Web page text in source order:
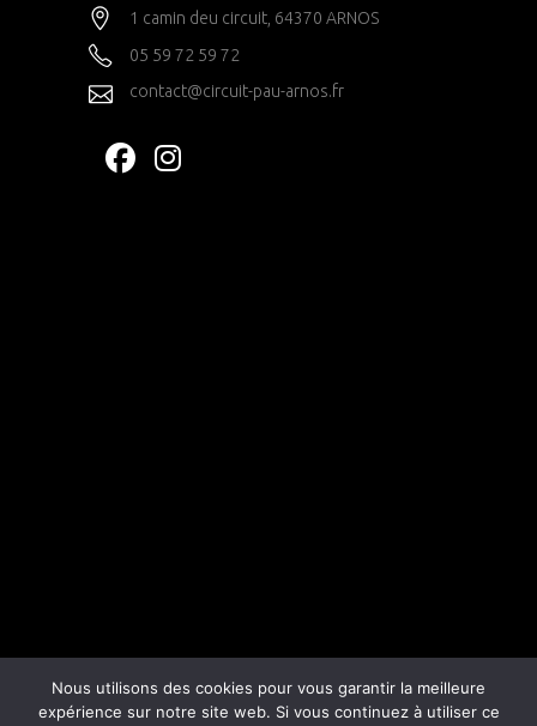
1 camin deu circuit, 64370 ARNOS
05 59 72 59 72
contact@circuit-pau-arnos.fr
Nous utilisons des cookies pour vous garantir la meilleure
expérience sur notre site web. Si vous continuez à utiliser ce